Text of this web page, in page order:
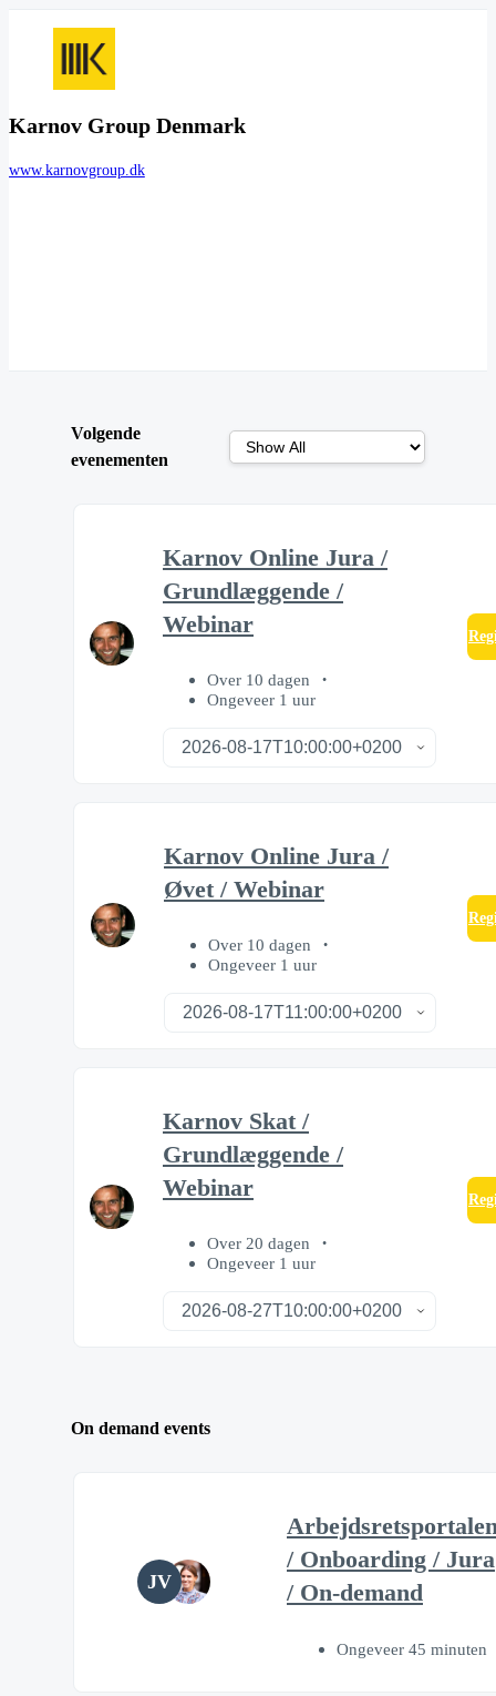
Karnov Group Denmark
www.karnovgroup.dk
Volgende
evenementen
Karnov Online Jura /
Grundlæggende /
Webinar
Over 10 dagen
Ongeveer 1 uur
Karnov Online Jura /
Øvet / Webinar
Over 10 dagen
Ongeveer 1 uur
Karnov Skat /
Grundlæggende /
Webinar
Over 20 dagen
Ongeveer 1 uur
On demand events
JV
/ Onboarding / Jura
/ On-demand
Ongeveer 45 minuten